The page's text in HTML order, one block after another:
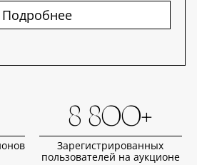
Подробнее
8 800+
Зарегистрированных
пользователей на аукционе